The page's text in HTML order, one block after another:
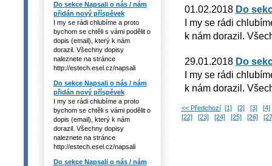
Do sekce Napsali o nás / nám
přidán nový příspěvek
I my se rádi chlubíme a proto
bychom se chtěli s vámi podělit o
dopis (email), který k nám
dorazil. Všechny dopisy
naleznete na stránce
http://estech.esel.cz/napsali
Do sekce Napsali o nás / nám
přidán nový příspěvek
I my se rádi chlubíme a proto
bychom se chtěli s vámi podělit o
dopis (email), který k nám
dorazil. Všechny dopisy
naleznete na stránce
http://estech.esel.cz/napsali
Do sekce Napsali o nás / nám
01.02.2018 Do
I my se rádi
k nám dorazil.
29.01.2018 Do
I my se rádi
k nám dorazil.
<< Předchozí [1] [2] [3]
[4]
[22]
[23] [24] [25] [26]